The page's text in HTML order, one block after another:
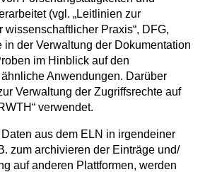
(vgl. „Leitlinien zur
wissenschaftlicher Praxis“, DFG,
in der Verwaltung der Dokumentation
im Hinblick auf den
Anwendungen. Darüber
Verwaltung der Zugriffsrechte auf
verwendet.
aus dem ELN in irgendeiner
zum archivieren der Einträge und/
auf anderen Plattformen, werden